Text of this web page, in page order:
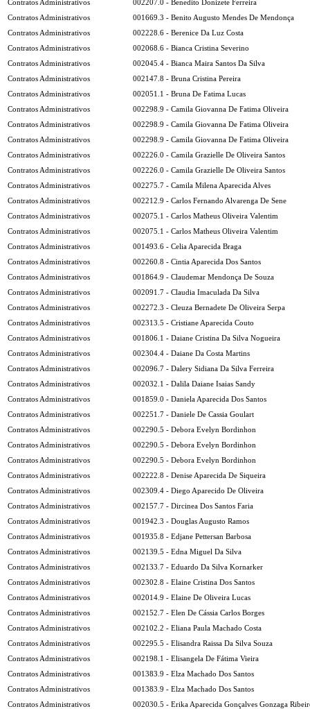
Contratos Administrativos
002207.0 - Benedito Donizete Ferreira
Contratos Administrativos
001669.3 - Benito Augusto Mendes De Mendonça
Contratos Administrativos
002228.6 - Berenice Da Luz Costa
Contratos Administrativos
002068.6 - Bianca Cristina Severino
Contratos Administrativos
002045.4 - Bianca Maira Santos Da Silva
Contratos Administrativos
002147.8 - Bruna Cristina Pereira
Contratos Administrativos
002051.1 - Bruna De Fatima Lucas
Contratos Administrativos
002298.9 - Camila Giovanna De Fatima Oliveira
Contratos Administrativos
002298.9 - Camila Giovanna De Fatima Oliveira
Contratos Administrativos
002298.9 - Camila Giovanna De Fatima Oliveira
Contratos Administrativos
002226.0 - Camila Grazielle De Oliveira Santos
Contratos Administrativos
002226.0 - Camila Grazielle De Oliveira Santos
Contratos Administrativos
002275.7 - Camila Milena Aparecida Alves
Contratos Administrativos
002212.9 - Carlos Fernando Alvarenga De Sene
Contratos Administrativos
002075.1 - Carlos Matheus Oliveira Valentim
Contratos Administrativos
002075.1 - Carlos Matheus Oliveira Valentim
Contratos Administrativos
001493.6 - Celia Aparecida Braga
Contratos Administrativos
002260.8 - Cintia Aparecida Dos Santos
Contratos Administrativos
001864.9 - Claudemar Mendonça De Souza
Contratos Administrativos
002091.7 - Claudia Imaculada Da Silva
Contratos Administrativos
002272.3 - Cleuza Bernadete De Oliveira Serpa
Contratos Administrativos
002313.5 - Cristiane Aparecida Couto
Contratos Administrativos
001806.1 - Daiane Cristina Da Silva Nogueira
Contratos Administrativos
002304.4 - Daiane Da Costa Martins
Contratos Administrativos
002096.7 - Dalery Sidiana Da Silva Ferreira
Contratos Administrativos
002032.1 - Dalila Daiane Isaias Sandy
Contratos Administrativos
001859.0 - Daniela Aparecida Dos Santos
Contratos Administrativos
002251.7 - Daniele De Cassia Goulart
Contratos Administrativos
002290.5 - Debora Evelyn Bordinhon
Contratos Administrativos
002290.5 - Debora Evelyn Bordinhon
Contratos Administrativos
002290.5 - Debora Evelyn Bordinhon
Contratos Administrativos
002222.8 - Denise Aparecida De Siqueira
Contratos Administrativos
002309.4 - Diego Aparecido De Oliveira
Contratos Administrativos
002157.7 - Dircinea Dos Santos Faria
Contratos Administrativos
001942.3 - Douglas Augusto Ramos
Contratos Administrativos
001935.8 - Edjane Pettersan Barbosa
Contratos Administrativos
002139.5 - Edna Miguel Da Silva
Contratos Administrativos
002133.7 - Eduardo Da Silva Kornarker
Contratos Administrativos
002302.8 - Elaine Cristina Dos Santos
Contratos Administrativos
002014.9 - Elaine De Oliveira Lucas
Contratos Administrativos
002152.7 - Elen De Cássia Carlos Borges
Contratos Administrativos
002102.2 - Eliana Paula Machado Costa
Contratos Administrativos
002295.5 - Elisandra Raissa Da Silva Souza
Contratos Administrativos
002198.1 - Elisangela De Fátima Vieira
Contratos Administrativos
001383.9 - Elza Machado Dos Santos
Contratos Administrativos
001383.9 - Elza Machado Dos Santos
Contratos Administrativos
002030.5 - Erika Aparecida Gonçalves Gonzaga